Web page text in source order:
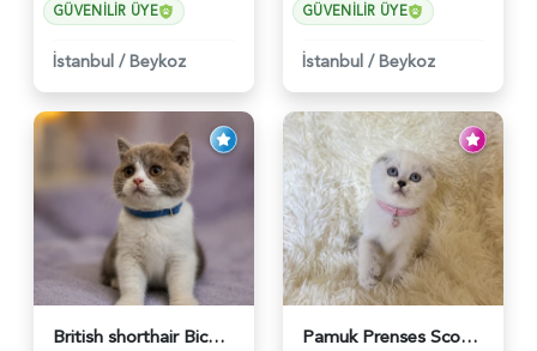
GÜVENILIR ÜYE
İstanbul / Beykoz
GÜVENILIR ÜYE
İstanbul / Beykoz
British shorthair Bicolor Lilac Erkek - 5905 Pamuk Prenses Scottish Fold Maviş Yavrumuz - 6009